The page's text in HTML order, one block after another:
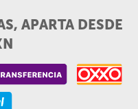
APARTA DESDE